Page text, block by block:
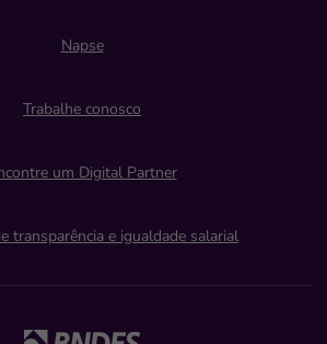
Napse
Trabalhe conosco
um Digital Partner
transparência e igualdade salarial